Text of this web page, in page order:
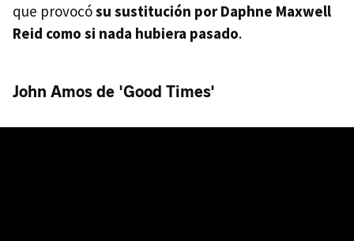
que provocósu sustitución por Daphne Maxwell
Reid como si nada hubiera pasado.
John Amos de 'Good Times'